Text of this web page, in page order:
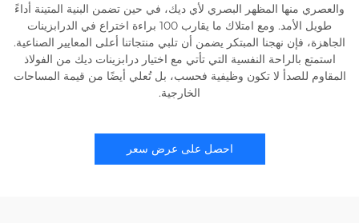
والعصري منها المظهر البصري لأي ديك، في حين تضمن البنية المتينة أداءً
طويل الأمد. ومع امتلاك ما يقارب 100 براءة اختراع في الدرابزينات
الجاهزة، فإن نهجنا المبتكر يضمن أن تلبي منتجاتنا أعلى المعايير الصناعية.
استمتع بالراحة النفسية التي تأتي مع اختيار درابزينات ديك من الفولاذ
المقاوم للصدأ لا تكون وظيفية فحسب، بل تُعلي أيضًا من قيمة المساحات
الخارجية.
احصل على عرض سعر